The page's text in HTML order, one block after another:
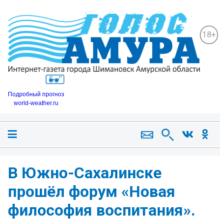
18+
Подробный прогноз
world-weather.ru
В Южно-Сахалинске
прошёл форум «Новая
философия воспитания».